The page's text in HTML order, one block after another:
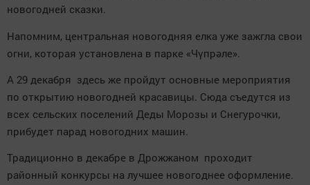
новогодней сказки.
Напомним, центральная новогодняя елка уже зажгла свои
огни, которая установлена в парке «Чүпрәле».
А 29 декабря здесь же пройдут основные мероприятия
по открытию новогодней красавицы. Сюда съедутся из
всех сельских поселений Деды Морозы и Снегурочки,
прибудет парад новогодних машин.
Традиционно в декабре в Дрожжаном проходит
районный конкурсы на лучшее новогоднее оформление.